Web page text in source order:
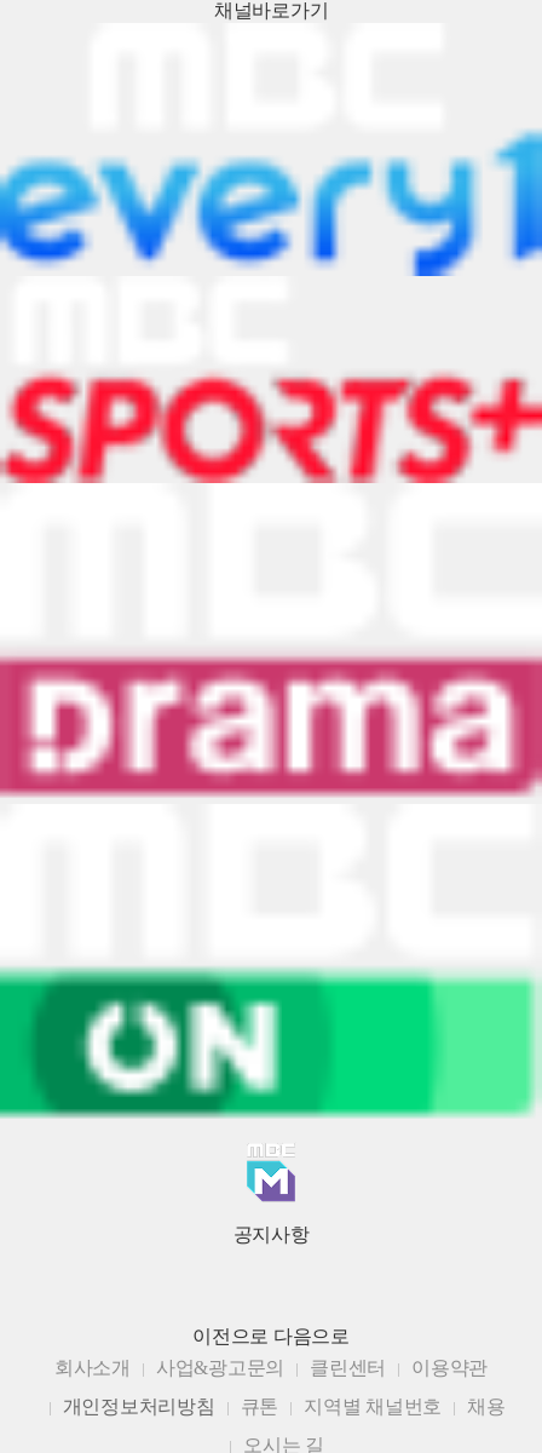
채널바로가기
공지사항
이전으로 다음으로
회사소개
사업&광고문의 클린센터
이용약관
개인정보처리방침
큐톤 지역별 채널번호
채용
오시는 길